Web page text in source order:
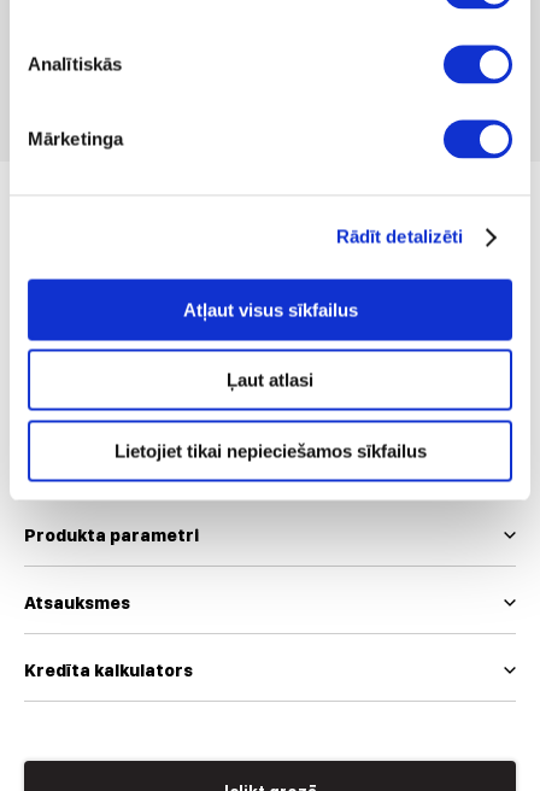
Analītiskās
Mārketinga
Rādīt detalizēti
Atļaut visus sīkfailus
Ļaut atlasi
Lietojiet tikai nepieciešamos sīkfailus
Produkta kods 1332615
Nav atsauksmju
Mēs izmantojam EUR un INT izmēru skalas
Izmēru tabula
Produkta parametri
Atsauksmes
Kredīta kalkulators